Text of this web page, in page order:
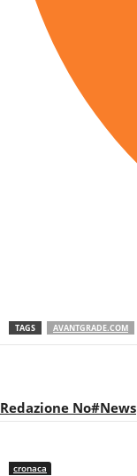
TAGS AVANTGRADE.COM
Redazione No#News
cronaca